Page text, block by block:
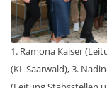
1. Ramona Kaiser
(KL Saarwald), 3.